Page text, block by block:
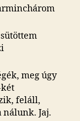
meg úgy
feláll,
nálunk. Jaj.